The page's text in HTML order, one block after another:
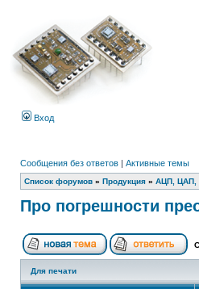
Вход
Сообщения без ответов | Активные темы
Список форумов » Продукция » АЦП, ЦАП,
Про погрешности
Для печати